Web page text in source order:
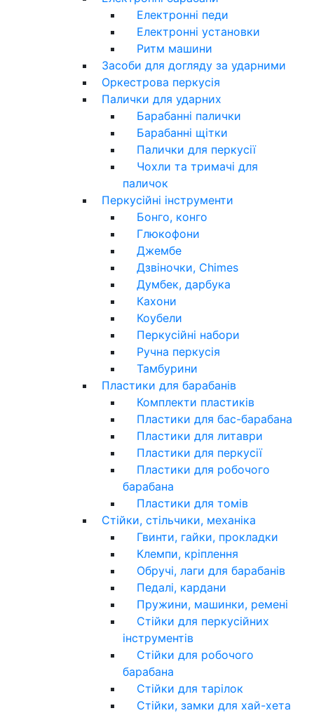
Електронні педи
Електронні установки
Ритм машини
Засоби для догляду за ударними
Оркестрова перкусія
Палички для ударних
Барабанні палички
Барабанні щітки
Палички для перкусії
Чохли та тримачі для
паличок
Перкусійні інструменти
Бонго, конго
Глюкофони
Джембе
Дзвіночки, Chimes
Думбек, дарбука
Кахони
Коубели
Перкусійні набори
Ручна перкусія
Тамбурини
Пластики для барабанів
Комплекти пластиків
Пластики для бас-барабана
Пластики для литаври
Пластики для перкусії
Пластики для робочого
барабана
Пластики для томів
Стійки, стільчики, механіка
Гвинти, гайки, прокладки
Клемпи, кріплення
Обручі, лаги для барабанів
Педалі, кардани
Пружини, машинки, ремені
Стійки для перкусійних
інструментів
Стійки для робочого
барабана
Стійки для тарілок
Стійки, замки для хай-хета